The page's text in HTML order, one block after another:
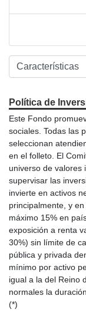
Política de
Este Fondo
sociales. Todas las
seleccionan
en el folleto. El
universo de valores
supervisar las
invierte en activos
principalmente, y
máximo 15% en
exposición a renta
30%) sin límite de
pública y privada
mínimo por activo
igual a la del Reino
normales la
(*)